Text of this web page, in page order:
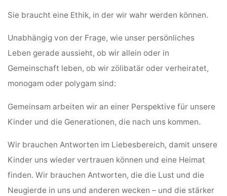
Sie braucht eine Ethik, in der wir wahr werden können.
Unabhängig von der Frage, wie unser persönliches
Leben gerade aussieht, ob wir allein oder in
Gemeinschaft leben, ob wir zölibatär oder verheiratet,
monogam oder polygam sind:
Gemeinsam arbeiten wir an einer Perspektive für unsere
Kinder und die Generationen, die nach uns kommen.
Wir brauchen Antworten im Liebesbereich, damit unsere
Kinder uns wieder vertrauen können und eine Heimat
finden. Wir brauchen Antworten, die die Lust und die
Neugierde in uns und anderen wecken – und die stärker